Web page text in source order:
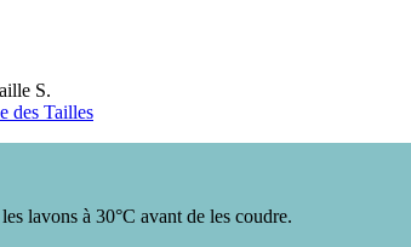
S.
des Tailles
lavons à 30°C avant de les coudre.